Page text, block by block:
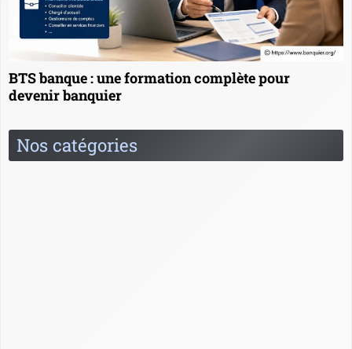
BTS banque : une formation complète pour
devenir banquier
Nos catégories